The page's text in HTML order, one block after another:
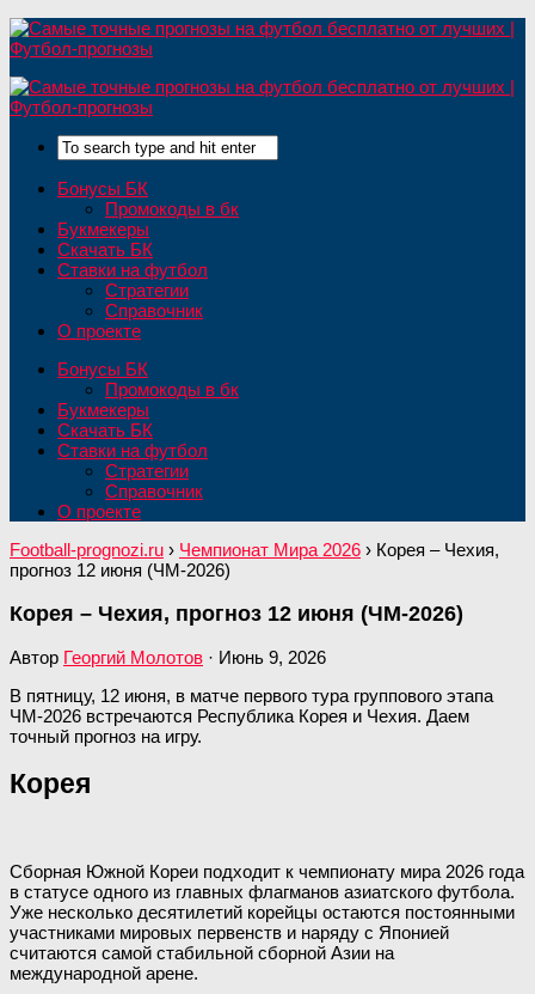
Бонусы БК
Промокоды в бк
Букмекеры
Скачать БК
Ставки на футбол
Стратегии
Справочник
О проекте
Бонусы БК
Промокоды в бк
Букмекеры
Скачать БК
Ставки на футбол
Стратегии
Справочник
О проекте
Football-prognozi.ru › Чемпионат Мира 2026 › Корея – Чехия,
прогноз 12 июня (ЧМ-2026)
Корея – Чехия, прогноз 12 июня (ЧМ-2026)
Автор Георгий Молотов · Июнь 9, 2026
В пятницу, 12 июня, в матче первого тура группового этапа
ЧМ-2026 встречаются Республика Корея и Чехия. Даем
точный прогноз на игру.
Корея
Сборная Южной Кореи подходит к чемпионату мира 2026 года
в статусе одного из главных флагманов азиатского футбола.
Уже несколько десятилетий корейцы остаются постоянными
участниками мировых первенств и наряду с Японией
считаются самой стабильной сборной Азии на
международной арене.